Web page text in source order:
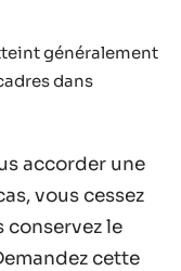
généralement
dans
accorder une
vous cessez
conservez le
cette